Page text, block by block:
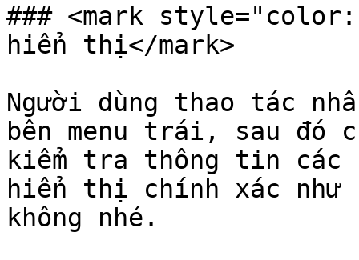
### <mark
hiển thị</mark>
Người dùng thao tác
bên menu trái, sau đó
kiểm tra thông tin các
hiển thị chính xác như
không nhé.